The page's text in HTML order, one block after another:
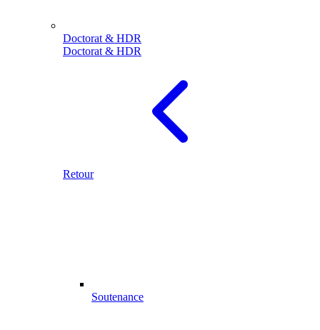
Doctorat & HDR
Doctorat & HDR
Retour
Soutenance